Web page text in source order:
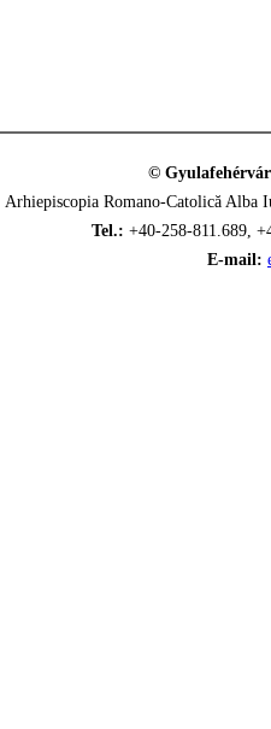
©
Arhiepiscopia Romano-Catolică
Tel.: +40-258-811.689,
E-mail: